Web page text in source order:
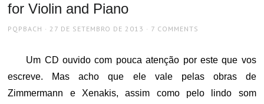
for Violin and Piano
AUTHOR
PQPBACH
POSTED
27 DE SETEMBRO DE 2013 7 COMMENTS
Um CD ouvido com pouca atenção por este que vos
escreve. Mas acho que ele vale pelas obras de
Zimmermann e Xenakis, assim como pelo lindo som